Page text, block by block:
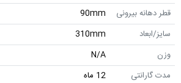
قطر دهانه بیرونی
90mm
سایز/ابعاد
310mm
وزن
N/A
مدت گارانتی
12 ماه